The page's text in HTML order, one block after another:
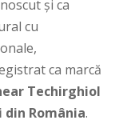
și ca
cu
ca marcă
Techirghiol
România.